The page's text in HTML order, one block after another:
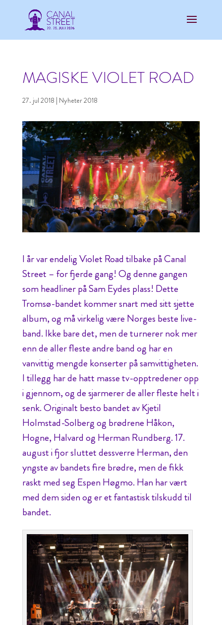
MAGISKE VIOLET ROAD
27. jul 2018 | Nyheter 2018
I år var endelig Violet Road tilbake på Canal
Street – for fjerde gang! Og denne gangen
som headliner på Sam Eydes plass! Dette
Tromsø-bandet kommer snart med sitt sjette
album, og må virkelig være Norges beste live-
band. Ikke bare det, men de turnerer nok mer
enn de aller fleste andre band og har en
vanvittig mengde konserter på samvittigheten.
I tillegg har de hatt masse tv-opptredener opp
i gjennom, og de sjarmerer de aller fleste helt i
senk. Originalt besto bandet av Kjetil
Holmstad-Solberg og brødrene Håkon,
Hogne, Halvard og Herman Rundberg. 17.
august i fjor sluttet dessverre Herman, den
yngste av bandets fire brødre, men de fikk
raskt med seg Espen Høgmo. Han har vært
med dem siden og er et fantastisk tilskudd til
bandet.